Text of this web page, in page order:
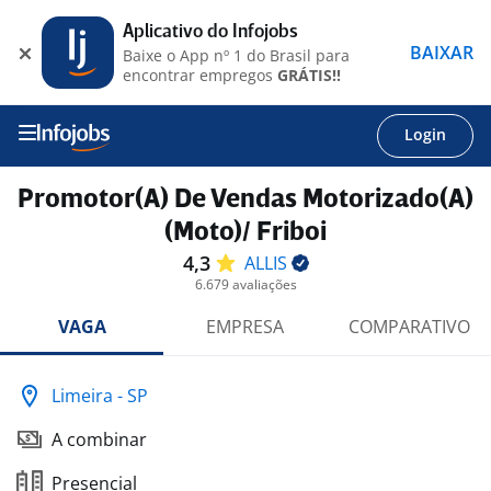
Login
Promotor(A) De Vendas Motorizado(A)
(Moto)/ Friboi
4,3 ALLIS
6.679 avaliações
VAGA EMPRESA COMPARATIVO
Limeira - SP
A combinar
Presencial
Aplicativo do Infojobs
Baixe o App nº 1 do Brasil para
encontrar empregos GRÁTIS!!
BAIXAR